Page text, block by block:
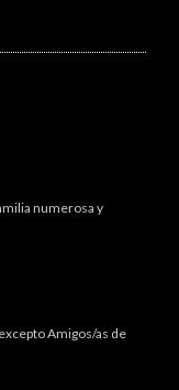
numerosa y
Amigos/as de